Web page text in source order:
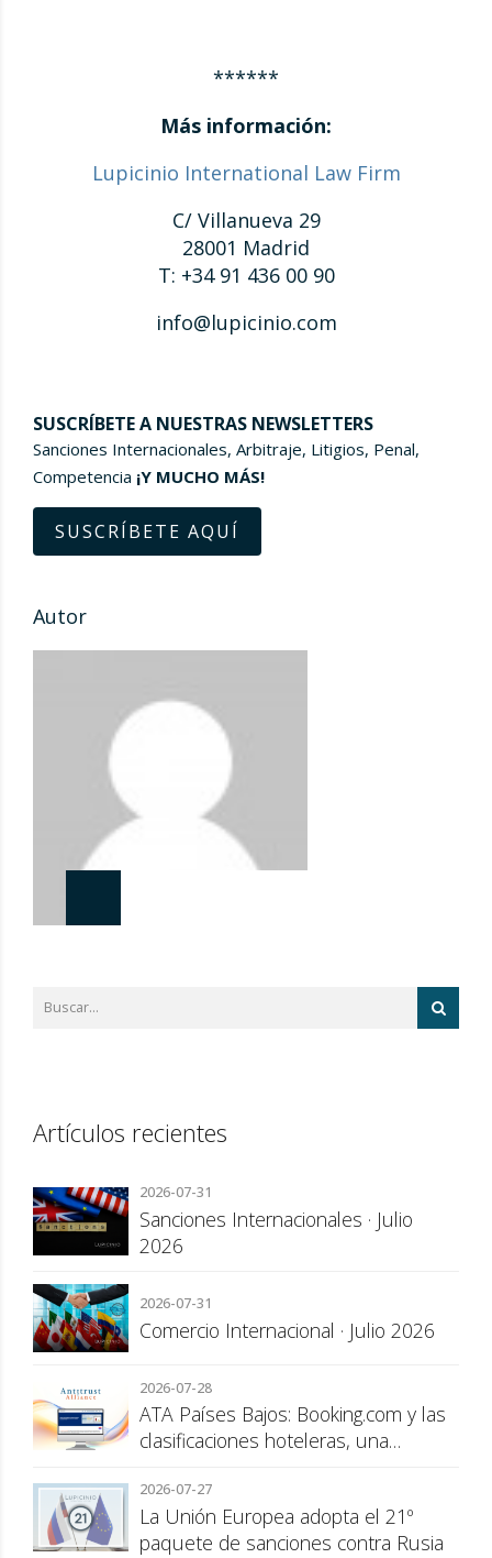
******
Más información:
Lupicinio International Law Firm
C/ Villanueva 29
28001 Madrid
T: +34 91 436 00 90
info@lupicinio.com
SUSCRÍBETE A NUESTRAS NEWSLETTERS
Sanciones Internacionales, Arbitraje, Litigios, Penal,
Competencia ¡Y MUCHO MÁS!
SUSCRÍBETE AQUÍ
Autor
Artículos recientes
2026-07-31
Sanciones Internacionales · Julio
2026
2026-07-31
Comercio Internacional · Julio 2026
2026-07-28
ATA Países Bajos: Booking.com y las
clasificaciones hoteleras, una
consumidor
2026-07-27
La Unión Europea adopta el 21º
paquete de sanciones contra Rusia